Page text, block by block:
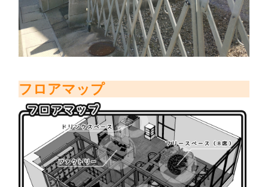
フロアマップ